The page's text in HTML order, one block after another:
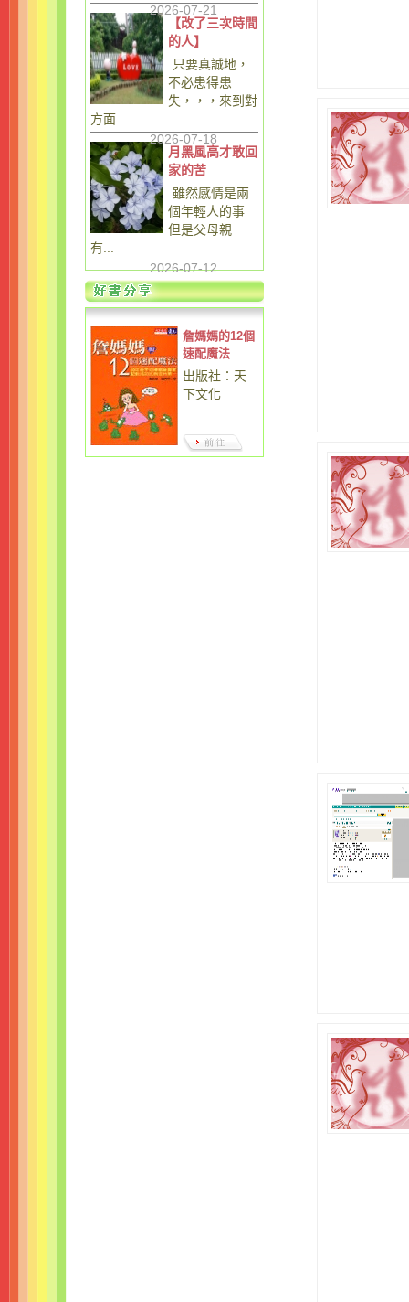
2026-07-21
【改了三次時間
的人】
只要真誠地，
不必患得患
失，，，來到對
方面...
2026-07-18
月黑風高才敢回
家的苦
雖然感情是兩
個年輕人的事
但是父母親
有...
2026-07-12
詹媽媽的12個
速配魔法
出版社：天
下文化